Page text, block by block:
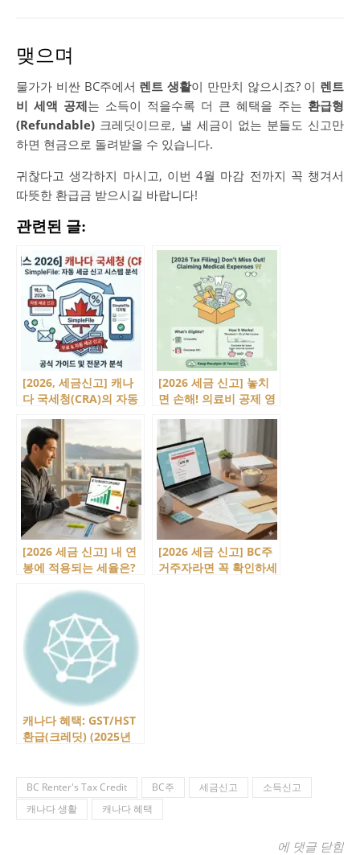
맺으며
물가가 비싼 BC주에서 렌트 생활이 만만치 않으시죠? 이 렌트
비 세액 공제는 소득이 적을수록 더 큰 혜택을 주는 환급형
(Refundable) 크레딧이므로, 낼 세금이 없는 분들도 신고만
하면 현금으로 돌려받을 수 있습니다.
귀찮다고 생각하지 마시고, 이번 4월 마감 전까지 꼭 챙겨서
따뜻한 환급금 받으시길 바랍니다!
관련된 글:
[2026, 세금신고] 캐나
다 국세청(CRA)의 자동
‘SimpleFile’
[2026 세금 신고] 놓치
면 손해! 의료비 공제 영
[2026 세금 신고] 내 연
봉에 적용되는 세율은?
[2026 세금 신고] BC주
거주자라면 꼭 확인하세
캐나다 혜택: GST/HST
환급(크레딧) (2025년
BC Renter's Tax Credit BC주 세금신고
소득신고
캐나다 생활
캐나다 혜택
[BC주 생활 꿀
에 댓글 닫힘